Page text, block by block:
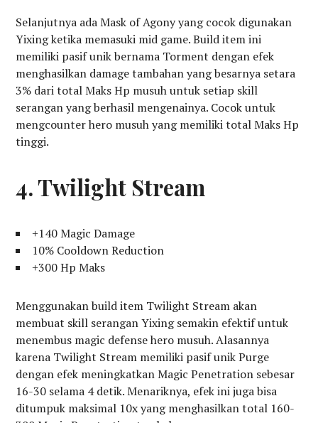
Selanjutnya ada Mask of Agony yang cocok digunakan
Yixing ketika memasuki mid game. Build item ini
memiliki pasif unik bernama Torment dengan efek
menghasilkan damage tambahan yang besarnya setara
3% dari total Maks Hp musuh untuk setiap skill
serangan yang berhasil mengenainya. Cocok untuk
mengcounter hero musuh yang memiliki total Maks Hp
tinggi.
4. Twilight Stream
+140 Magic Damage
10% Cooldown Reduction
+300 Hp Maks
Menggunakan build item Twilight Stream akan
membuat skill serangan Yixing semakin efektif untuk
menembus magic defense hero musuh. Alasannya
karena Twilight Stream memiliki pasif unik Purge
dengan efek meningkatkan Magic Penetration sebesar
16-30 selama 4 detik. Menariknya, efek ini juga bisa
ditumpuk maksimal 10x yang menghasilkan total 160-